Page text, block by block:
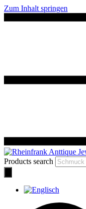
Zum Inhalt springen
Products search